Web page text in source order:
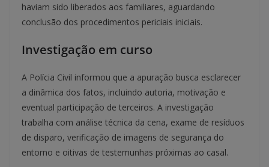
haviam sido liberados aos familiares, aguardando
conclusão dos procedimentos periciais iniciais.
Investigação em curso
A Polícia Civil informou que a apuração busca esclarecer
a dinâmica dos fatos, incluindo autoria, motivação e
eventual participação de terceiros. A investigação
trabalha com análise técnica da cena, exame de resíduos
de disparo, verificação de imagens de segurança do
entorno e oitivas de testemunhas próximas ao casal.